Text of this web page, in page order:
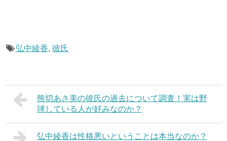
弘中綾香, 彼氏
熊切あさ美の彼氏の過去について調査！実は野
球している人が好みなのか？
弘中綾香は性格悪いということは本当なのか？